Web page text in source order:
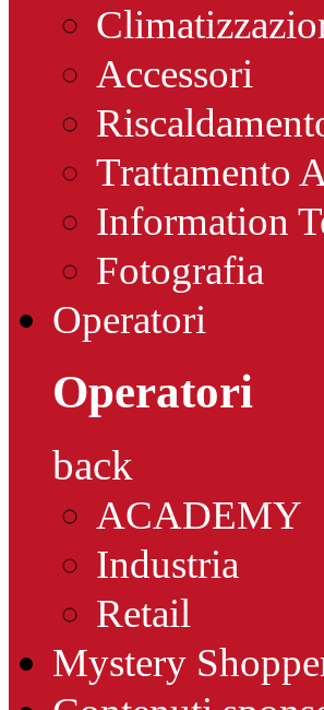
Accessori
Trattamento
Information
Fotografia
Operatori
Operatori
back
ACADEMY
Industria
Retail
Mystery